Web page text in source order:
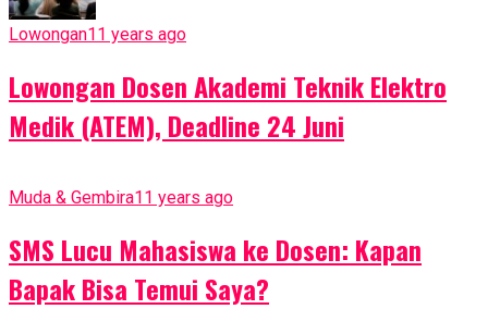
Lowongan11 years ago
Lowongan Dosen Akademi Teknik Elektro
Medik (ATEM), Deadline 24 Juni
Muda & Gembira11 years ago
SMS Lucu Mahasiswa ke Dosen: Kapan
Bapak Bisa Temui Saya?